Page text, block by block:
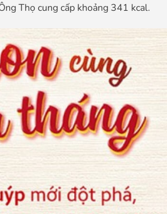
Thọ cung cấp khoảng 341 kcal.